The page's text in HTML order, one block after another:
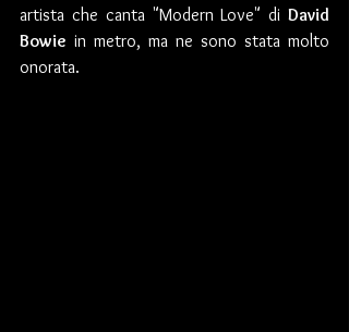
artista che canta "Modern Love" di David
Bowie in metro, ma ne sono stata molto
onorata.